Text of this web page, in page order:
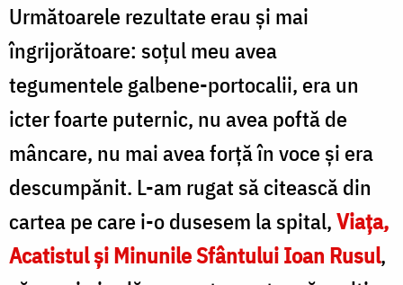
Următoarele rezultate erau și mai
îngrijorătoare: soțul meu avea
tegumentelegalbene-portocalii, era un
icter foarte puternic, nu avea poftă de
mâncare, nu mai avea forță în voce și era
descumpănit. L-am rugat să citească din
cartea pe care i-o dusesem la spital,Viața,
Acatistul și Minunile Sfântului Ioan Rusul,